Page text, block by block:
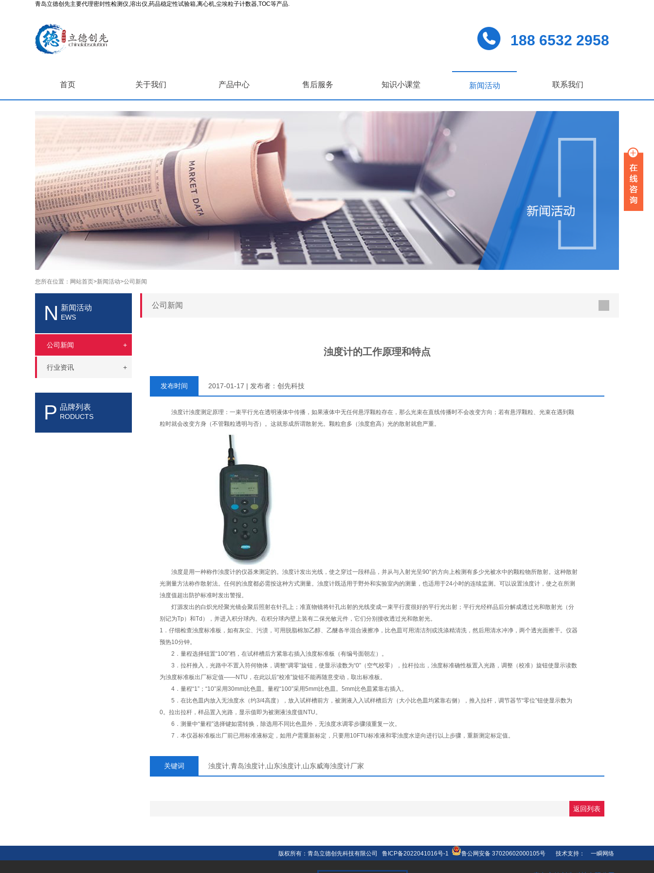
青岛立德创先主要代理密封性检测仪,溶出仪,药品稳定性试验箱,离心机,尘埃粒子计数器,TOC等产品.
188 6532 2958
首页 关于我们 产品中心 售后服务 知识小课堂 新闻活动 联系我们
您所在位置： 网站首页>新闻活动>公司新闻
N 新闻活动
EWS
公司新闻 +
行业资讯 +
P 品牌列表
RODUCTS
公司新闻
浊度计的工作原理和特点
发布时间 2017-01-17 | 发布者：创先科技
浊度计浊度测定原理：一束平行光在透明液体中传播，如果液体中无任何悬浮颗粒存在，那么光束在直线传播时不会改变方向；若有悬浮颗粒、光束在遇到颗
粒时就会改变方身（不管颗粒透明与否）。这就形成所谓散射光。颗粒愈多（浊度愈高）光的散射就愈严重。
浊度是用一种称作浊度计的仪器来测定的。浊度计发出光线，使之穿过一段样品，并从与入射光呈90°的方向上检测有多少光被水中的颗粒物所散射。这种散射
光测量方法称作散射法。任何的浊度都必需按这种方式测量。浊度计既适用于野外和实验室内的测量，也适用于24小时的连续监测。可以设置浊度计，使之在所测
浊度值超出防护标准时发出警报。
灯源发出的白炽光经聚光镜会聚后照射在针孔上；准直物镜将针孔出射的光线变成一束平行度很好的平行光出射；平行光经样品后分解成透过光和散射光（分
别记为Tp）和Td），并进入积分球内。在积分球内壁上装有二保光敏元件，它们分别接收透过光和散射光。
1．仔细检查浊度标准板，如有灰尘、污渍，可用脱脂棉加乙醇、乙醚各半混合液擦净，比色皿可用清洁剂或洗涤精清洗，然后用清水冲净，两个透光面擦干。仪器
预热10分钟。
2．量程选择钮置“100”档，在试样槽后方紧靠右插入浊度标准板（有编号面朝左）。
3．拉杆推入，光路中不置入符何物体，调整“调零”旋钮，使显示读数为“0”（空气校零），拉杆拉出，浊度标准确性板置入光路，调整（校准）旋钮使显示读数
为浊度标准板出厂标定值——NTU，在此以后“校准”旋钮不能再随意变动，取出标准板。
4．量程“1”；“10”采用30mm比色皿。量程“100”采用5mm比色皿。5mm比色皿紧靠右插入。
5．在比色皿内放入无浊度水（约3/4高度），放入试样槽前方，被测液入入试样槽后方（大小比色皿均紧靠右侧），推入拉杆，调节器节“零位”钮使显示数为
0。拉出拉杆，样品置入光路，显示值即为被测液浊度值NTU。
6．测量中“量程”选择键如需转换，除选用不同比色皿外，无浊度水调零步骤须重复一次。
7．本仪器标准板出厂前已用标准液标定，如用户需重新标定，只要用10FTU标准液和零浊度水逆向进行以上步骤，重新测定标定值。
关键词 浊度计,青岛浊度计,山东浊度计,山东威海浊度计厂家
返回列表
版权所有：青岛立德创先科技有限公司 鲁ICP备2022041016号-1 鲁公网安备 37020602000105号 技术支持： 一瞬网络